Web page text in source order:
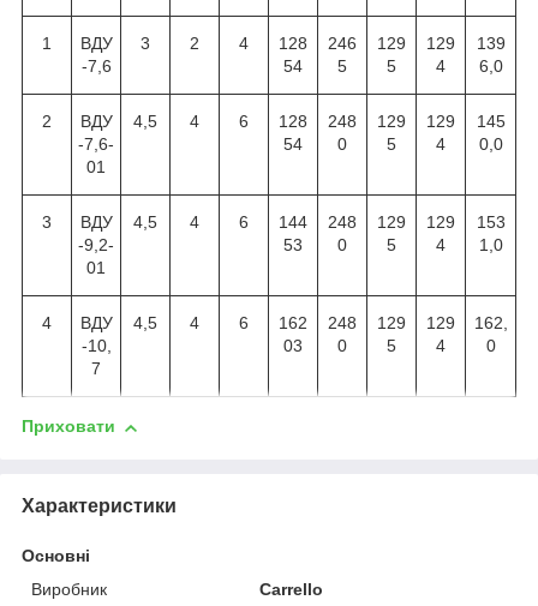
1
ВДУ
-7,6
3 2 4
128
54
246
5
129
5
129
4
139
6,0
2
ВДУ
-7,6-
01
4,5 4 6
128
54
248
0
129
5
129
4
145
0,0
3
ВДУ
-9,2-
01
4,5 4 6
144
53
248
0
129
5
129
4
153
1,0
4
ВДУ
-10,
7
4,5 4 6
162
03
248
0
129
5
129
4
162,
0
Приховати
Характеристики
Основні
Виробник
Carrello